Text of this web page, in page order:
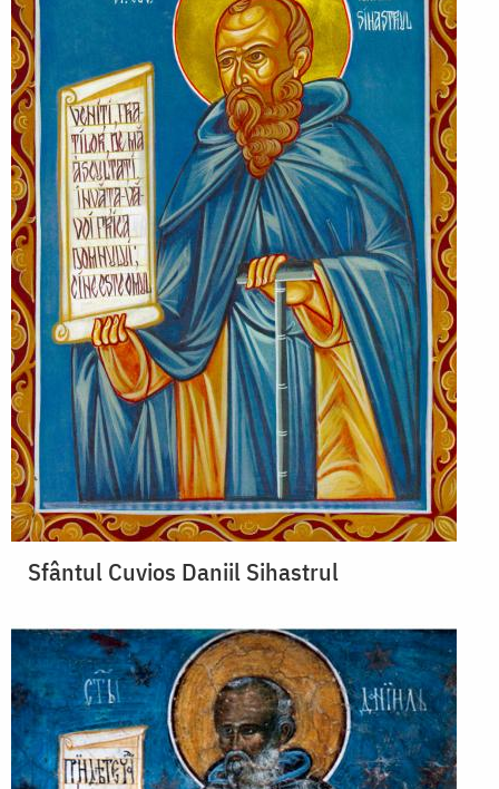
Sfântul Cuvios Daniil Sihastrul